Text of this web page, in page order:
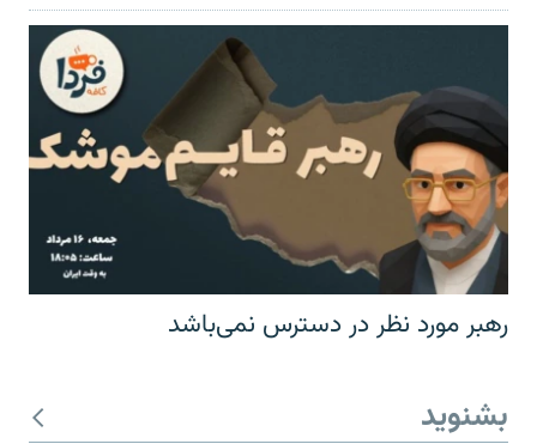
رهبر مورد نظر در دسترس نمی‌باشد
بشنوید